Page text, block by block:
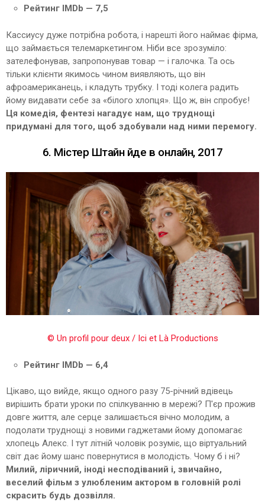
Рейтинг IMDb — 7,5
Кассиусу дуже потрібна робота, і нарешті його наймає фірма,
що займається телемаркетингом. Ніби все зрозуміло:
зателефонував, запропонував товар — і галочка. Та ось
тільки клієнти якимось чином виявляють, що він
афроамериканець, і кладуть трубку. І тоді колега радить
йому видавати себе за «білого хлопця». Що ж, він спробує!
Ця комедія, фентезі нагадує нам, що труднощі
придумані для того, щоб здобували над ними перемогу.
6. Містер Штайн йде в онлайн, 2017
© Un profil pour deux / Ici et Là Productions
Рейтинг IMDb — 6,4
Цікаво, що вийде, якщо одного разу 75-річний вдівець
вирішить брати уроки по спілкуванню в мережі? П'єр прожив
довге життя, але серце залишається вічно молодим, а
подолати труднощі з новими гаджетами йому допомагає
хлопець Алекс. І тут літній чоловік розуміє, що віртуальний
світ дає йому шанс повернутися в молодість. Чому б і ні?
Милий, ліричний, іноді несподіваний і, звичайно,
веселий фільм з улюбленим актором в головній ролі
скрасить будь дозвілля.